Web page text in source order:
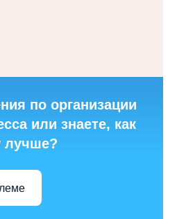
по организации
или знаете, как
лучше?